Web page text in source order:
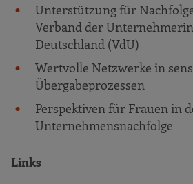
Unterstützung für
Verband der
Deutschland (VdU)
Wertvolle Netzwerke in
Übergabeprozessen
Perspektiven für Frauen in
Unternehmensnachfolge
Links